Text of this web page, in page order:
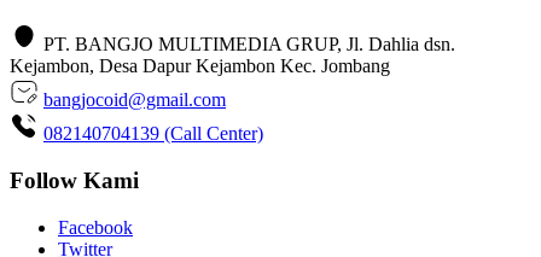
PT. BANGJO MULTIMEDIA GRUP, Jl. Dahlia dsn.
Kejambon, Desa Dapur Kejambon Kec. Jombang
bangjocoid@gmail.com
082140704139 (Call Center)
Follow Kami
Facebook
Twitter